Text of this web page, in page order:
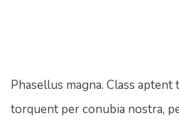
Phasellus magna. Class
torquent per conubia nostra,